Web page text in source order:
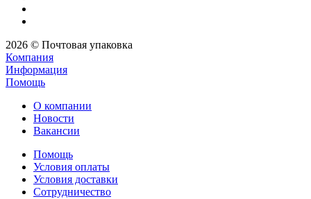
2026 © Почтовая упаковка
Компания
Информация
Помощь
О компании
Новости
Вакансии
Помощь
Условия оплаты
Условия доставки
Сотрудничество